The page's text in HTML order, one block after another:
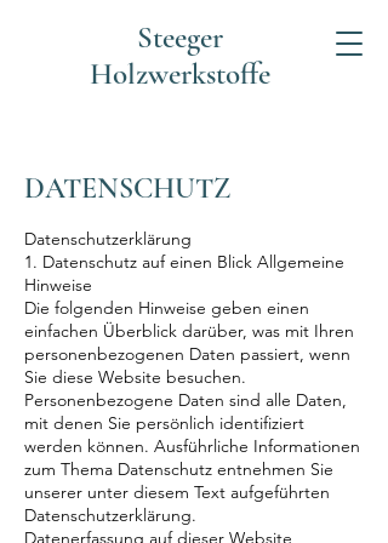
Steeger
Holzwerkstoffe
DATENSCHUTZ
Datenschutzerklärung
1. Datenschutz auf einen Blick Allgemeine
Hinweise
Die folgenden Hinweise geben einen
einfachen Überblick darüber, was mit Ihren
personenbezogenen Daten passiert, wenn
Sie diese Website besuchen.
Personenbezogene Daten sind alle Daten,
mit denen Sie persönlich identifiziert
werden können. Ausführliche Informationen
zum Thema Datenschutz entnehmen Sie
unserer unter diesem Text aufgeführten
Datenschutzerklärung.
Datenerfassung auf dieser Website